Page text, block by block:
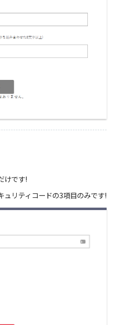
けです!
ュリティコードの3項目のみです!